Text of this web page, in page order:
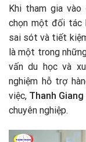
Khi tham gia vào
chọn một đối tác
sai sót và tiết
là một trong
vấn du học và
nghiệm hỗ trợ
việc, Thanh Giang
chuyên nghiệp.